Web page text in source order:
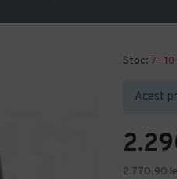
Stoc: 7 -
Acest
2.770,90